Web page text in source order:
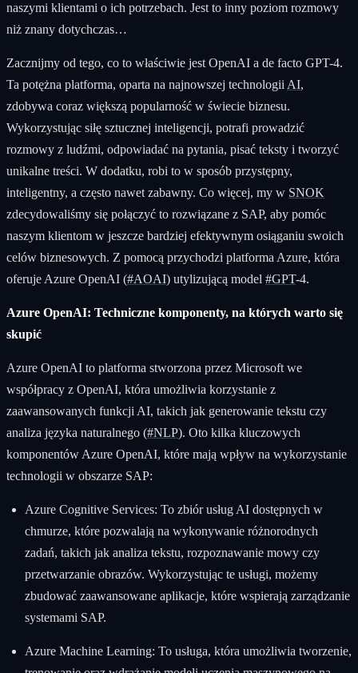
naszymi klientami o ich potrzebach. Jest to inny poziom rozmowy
niż znany dotychczas…
Zacznijmy od tego, co to właściwie jest OpenAI a de facto GPT-4.
Ta potężna platforma, oparta na najnowszej technologii AI,
zdobywa coraz większą popularność w świecie biznesu.
Wykorzystując siłę sztucznej inteligencji, potrafi prowadzić
rozmowy z ludźmi, odpowiadać na pytania, pisać teksty i tworzyć
unikalne treści. W dodatku, robi to w sposób przystępny,
inteligentny, a często nawet zabawny. Co więcej, my w SNOK
zdecydowaliśmy się połączyć to rozwiązane z SAP, aby pomóc
naszym klientom w jeszcze bardziej efektywnym osiąganiu swoich
celów biznesowych. Z pomocą przychodzi platforma Azure, która
oferuje Azure OpenAI (#AOAI) utylizującą model #GPT-4.
Azure OpenAI: Techniczne komponenty, na których warto się
skupić
Azure OpenAI to platforma stworzona przez Microsoft we
współpracy z OpenAI, która umożliwia korzystanie z
zaawansowanych funkcji AI, takich jak generowanie tekstu czy
analiza języka naturalnego (#NLP). Oto kilka kluczowych
komponentów Azure OpenAI, które mają wpływ na wykorzystanie
technologii w obszarze SAP:
Azure Cognitive Services: To zbiór usług AI dostępnych w
chmurze, które pozwalają na wykonywanie różnorodnych
zadań, takich jak analiza tekstu, rozpoznawanie mowy czy
przetwarzanie obrazów. Wykorzystując te usługi, możemy
zbudować zaawansowane aplikacje, które wspierają zarządzanie
systemami SAP.
Azure Machine Learning: To usługa, która umożliwia tworzenie,